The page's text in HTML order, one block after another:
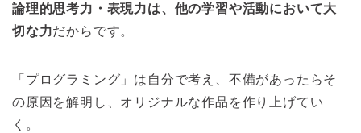
論理的思考力・表現力は、他の学習や活動において大
切な力だからです。
「プログラミング」は自分で考え、不備があったらそ
の原因を解明し、オリジナルな作品を作り上げてい
く。